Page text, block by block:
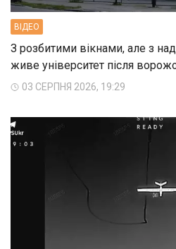
ВIДЕО
З розбитими вікнами, але з
живе університет після
03 СЕРПНЯ 2026, 19:29